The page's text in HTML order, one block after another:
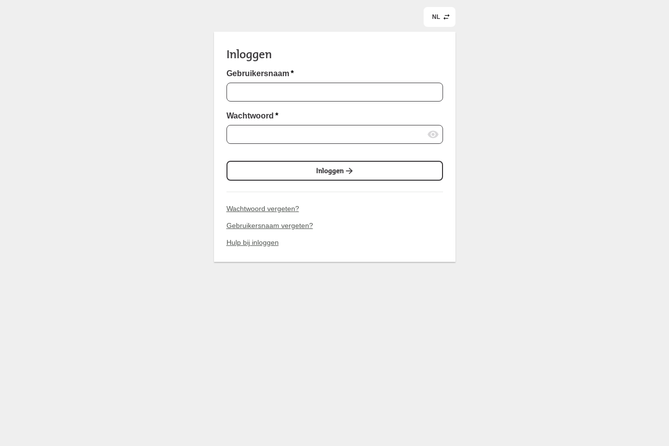
NL
Inloggen
Gebruikersnaam *
Wachtwoord *
Inloggen
Wachtwoord vergeten?
Gebruikersnaam vergeten?
Hulp bij inloggen